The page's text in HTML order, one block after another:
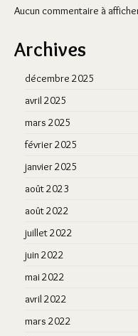
Aucun commentaire à
Archives
décembre 2025
avril 2025
mars 2025
février 2025
janvier 2025
août 2023
août 2022
juillet 2022
juin 2022
mai 2022
avril 2022
mars 2022